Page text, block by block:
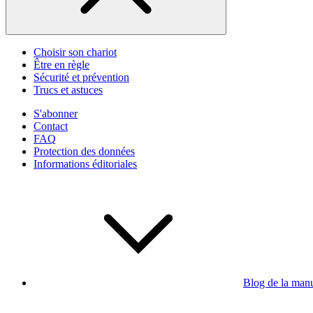
Choisir son chariot
Être en règle
Sécurité et prévention
Trucs et astuces
S'abonner
Contact
FAQ
Protection des données
Informations éditoriales
Blog de la